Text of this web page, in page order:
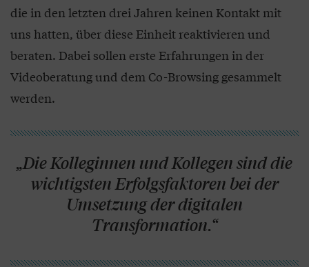
die in den letzten drei Jahren keinen Kontakt mit
uns hatten, über diese Einheit reaktivieren und
beraten. Dabei sollen erste Erfahrungen in der
Videoberatung und dem Co-Browsing gesammelt
werden.
„Die Kolleginnen und Kollegen sind die
wichtigsten Erfolgsfaktoren bei der
Umsetzung der digitalen
Transformation.“